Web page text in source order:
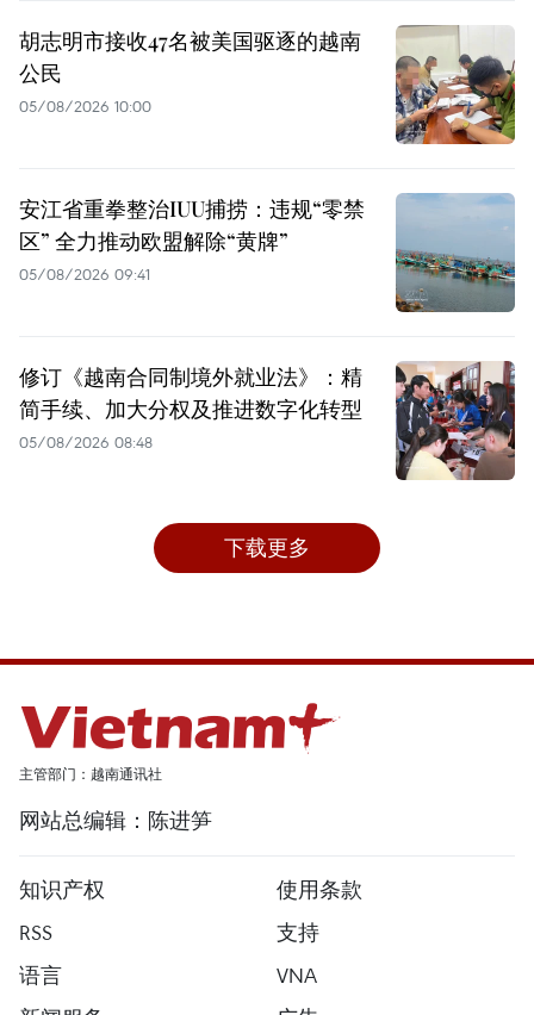
胡志明市接收47名被美国驱逐的越南
公民
05/08/2026 10:00
安江省重拳整治IUU捕捞：违规“零禁
区” 全力推动欧盟解除“黄牌”
05/08/2026 09:41
修订《越南合同制境外就业法》：精
简手续、加大分权及推进数字化转型
05/08/2026 08:48
下载更多
主管部门：越南通讯社
网站总编辑：陈进笋
知识产权
使用条款
RSS
支持
语言
VNA